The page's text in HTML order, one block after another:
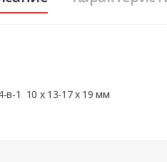
в-1 10 x 13-17 x 19 мм